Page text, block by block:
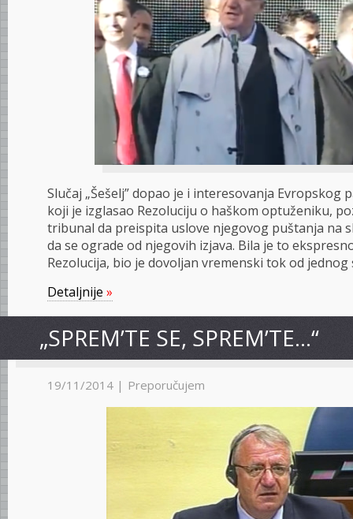
Slučaj „Šešelj” dopao je i interesovanja Evropskog
koji je izglasao Rezoluciju o haškom optuženiku,
tribunal da preispita uslove njegovog puštanja na
da se ograde od njegovih izjava. Bila je to
Rezolucija, bio je dovoljan vremenski tok od
Detaljnije »
„SPREM’TE SE, SPREM’TE…“
19/11/2014 | Preporučujem